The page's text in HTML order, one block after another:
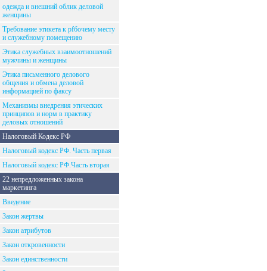
одежда и внешний облик деловой
женщины
Требование этикета к рfбочему месту
и служебному помещению
Этика служебных взаимоотношений
мужчины и женщины
Этика письменного делового
общения и обмена деловой
информацией по факсу
Механизмы внедрения этических
принципов и норм в практику
деловых отношений
Налоговый Кодекс РФ
Налоговый кодекс РФ. Часть первая
Налоговый кодекс РФ.Часть вторая
22 непредложенных закона
маркетинга
Введение
Закон жертвы
Закон атрибутов
Закон откровенности
Закон единственности